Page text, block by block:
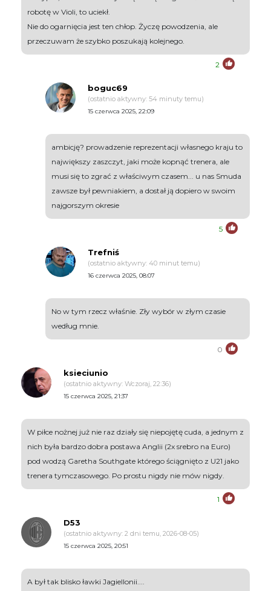
robotę w Violi, to uciekł.
Nie do ogarnięcia jest ten chłop. Życzę powodzenia, ale
przeczuwam że szybko poszukają kolejnego.
2
boguc69
(ostatnio aktywny: 54 minuty temu)
15 czerwca 2025, 22:09
ambicję? prowadzenie reprezentacji własnego kraju to
największy zaszczyt, jaki może kopnąć trenera, ale
musi się to zgrać z właściwym czasem... u nas Smuda
zawsze był pewniakiem, a dostał ją dopiero w swoim
najgorszym okresie
5
Trefniś
(ostatnio aktywny: 40 minut temu)
16 czerwca 2025, 08:07
No w tym rzecz właśnie. Zły wybór w złym czasie
według mnie.
0
ksieciunio
(ostatnio aktywny: Wczoraj, 22:36)
15 czerwca 2025, 21:37
W piłce nożnej już nie raz działy się niepojętę cuda, a jednym z
nich była bardzo dobra postawa Anglii (2x srebro na Euro)
pod wodzą Garetha Southgate którego ściągnięto z U21 jako
trenera tymczasowego. Po prostu nigdy nie mów nigdy.
1
D53
(ostatnio aktywny: 2 dni temu, 2026-08-05)
15 czerwca 2025, 20:51
A był tak blisko ławki Jagiellonii....